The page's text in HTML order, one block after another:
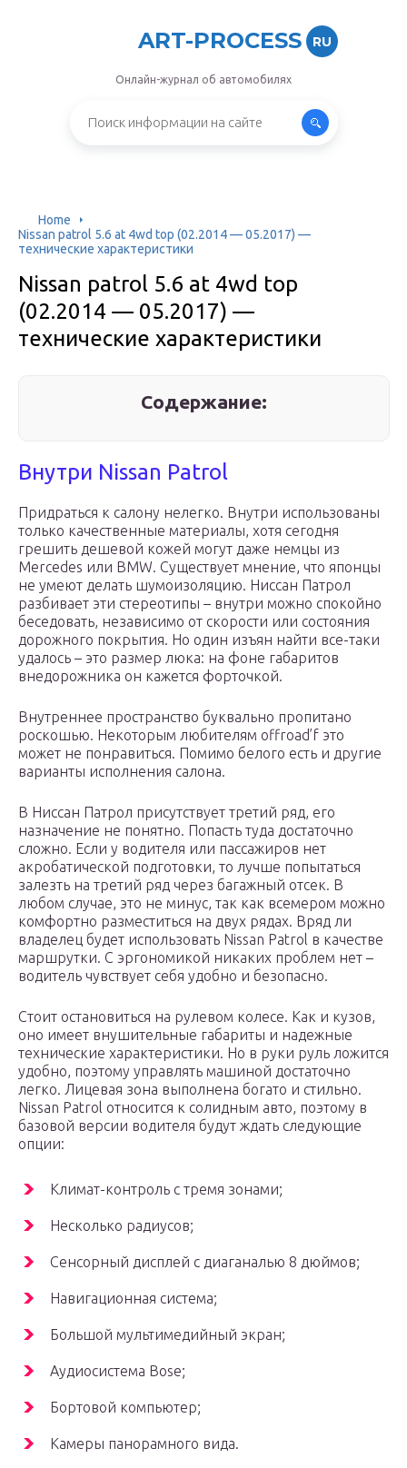
ART-PROCESS RU
Онлайн-журнал об автомобилях
Home
Nissan patrol 5.6 at 4wd top (02.2014 — 05.2017) —
технические характеристики
Nissan patrol 5.6 at 4wd top
(02.2014 — 05.2017) —
технические характеристики
Содержание:
Внутри Nissan Patrol
Придраться к салону нелегко. Внутри использованы
только качественные материалы, хотя сегодня
грешить дешевой кожей могут даже немцы из
Mercedes или BMW. Существует мнение, что японцы
не умеют делать шумоизоляцию. Ниссан Патрол
разбивает эти стереотипы – внутри можно спокойно
беседовать, независимо от скорости или состояния
дорожного покрытия. Но один изъян найти все-таки
удалось – это размер люка: на фоне габаритов
внедорожника он кажется форточкой.
Внутреннее пространство буквально пропитано
роскошью. Некоторым любителям offroad’f это
может не понравиться. Помимо белого есть и другие
варианты исполнения салона.
В Ниссан Патрол присутствует третий ряд, его
назначение не понятно. Попасть туда достаточно
сложно. Если у водителя или пассажиров нет
акробатической подготовки, то лучше попытаться
залезть на третий ряд через багажный отсек. В
любом случае, это не минус, так как всемером можно
комфортно разместиться на двух рядах. Вряд ли
владелец будет использовать Nissan Patrol в качестве
маршрутки. С эргономикой никаких проблем нет –
водитель чувствует себя удобно и безопасно.
Стоит остановиться на рулевом колесе. Как и кузов,
оно имеет внушительные габариты и надежные
технические характеристики. Но в руки руль ложится
удобно, поэтому управлять машиной достаточно
легко. Лицевая зона выполнена богато и стильно.
Nissan Patrol относится к солидным авто, поэтому в
базовой версии водителя будут ждать следующие
опции:
Климат-контроль с тремя зонами;
Несколько радиусов;
Сенсорный дисплей с диаганалью 8 дюймов;
Навигационная система;
Большой мультимедийный экран;
Аудиосистема Bose;
Бортовой компьютер;
Камеры панорамного вида.